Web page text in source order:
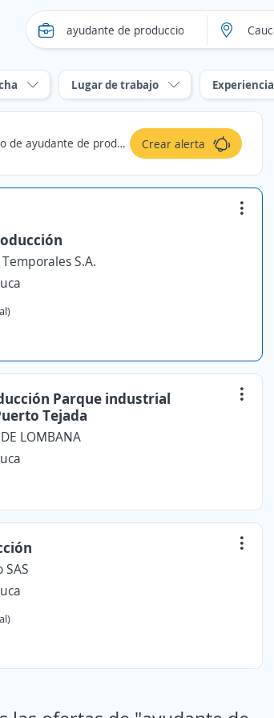
Lugar de trabajo Experiencia
de produccion en Cauca Crear alerta
S.A.
Parque industrial
Tejada
LOMBANA